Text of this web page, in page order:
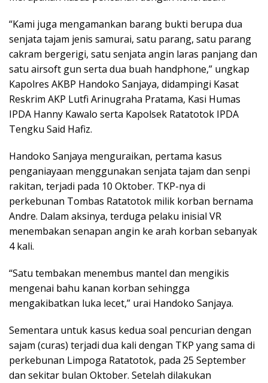
“Kami juga mengamankan barang bukti berupa dua
senjata tajam jenis samurai, satu parang, satu parang
cakram bergerigi, satu senjata angin laras panjang dan
satu airsoft gun serta dua buah handphone,” ungkap
Kapolres AKBP Handoko Sanjaya, didampingi Kasat
Reskrim AKP Lutfi Arinugraha Pratama, Kasi Humas
IPDA Hanny Kawalo serta Kapolsek Ratatotok IPDA
Tengku Said Hafiz.
Handoko Sanjaya menguraikan, pertama kasus
penganiayaan menggunakan senjata tajam dan senpi
rakitan, terjadi pada 10 Oktober. TKP-nya di
perkebunan Tombas Ratatotok milik korban bernama
Andre. Dalam aksinya, terduga pelaku inisial VR
menembakan senapan angin ke arah korban sebanyak
4 kali.
“Satu tembakan menembus mantel dan mengikis
mengenai bahu kanan korban sehingga
mengakibatkan luka lecet,” urai Handoko Sanjaya.
Sementara untuk kasus kedua soal pencurian dengan
sajam (curas) terjadi dua kali dengan TKP yang sama di
perkebunan Limpoga Ratatotok, pada 25 September
dan sekitar bulan Oktober. Setelah dilakukan